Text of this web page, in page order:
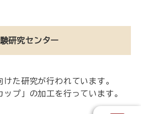
研究センター
た研究が行われています。
プ」の加工を行っています。